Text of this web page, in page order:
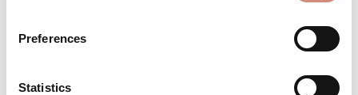
Preferences
Statistics